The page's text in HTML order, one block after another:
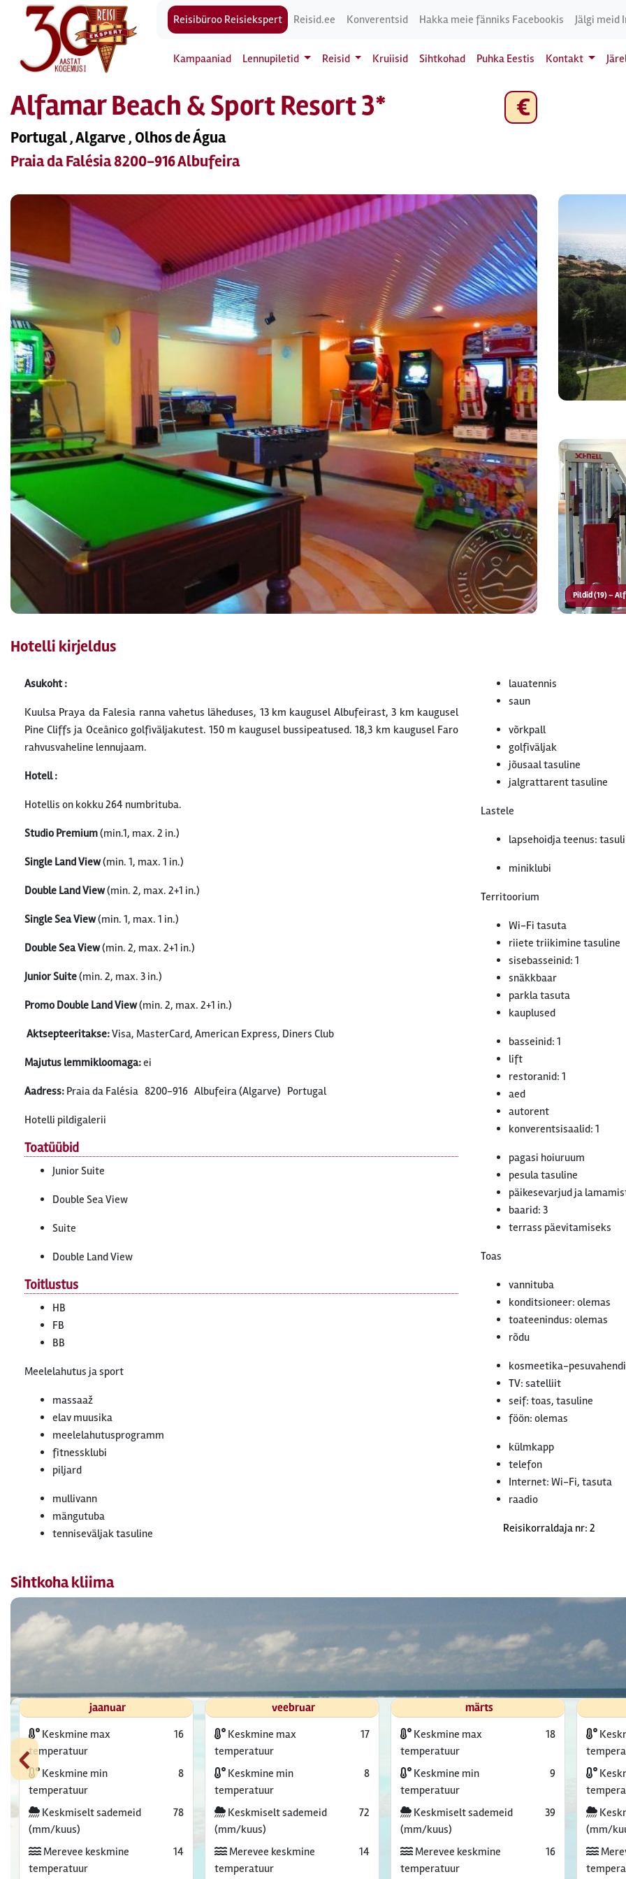
Reisibüroo Reisiekspert Reisid.ee Konverentsid Hakka meie fänniks Facebookis Jälgi meid
Kampaaniad Lennupiletid Reisid Kruiisid Sihtkohad Puhka Eestis Kontakt
Alfamar Beach & Sport Resort 3*
Portugal , Algarve , Olhos de Água
Praia da Falésia 8200-916 Albufeira
€
Pildid (19) –
Hotelli kirjeldus
Asukoht :
Kuulsa Praya da Falesia ranna vahetus läheduses, 13 km kaugusel Albufeirast, 3 km kaugusel
Pine Cliffs ja Oceânico golfiväljakutest. 150 m kaugusel bussipeatused. 18,3 km kaugusel Faro
rahvusvaheline lennujaam.
Hotell :
Hotellis on kokku 264 numbrituba.
Studio Premium(min.1, max. 2 in.)
Single Land View(min. 1, max. 1 in.)
Double Land View(min. 2, max. 2+1 in.)
Single Sea View(min. 1, max. 1 in.)
Double Sea View(min. 2, max. 2+1 in.)
Junior Suite(min. 2, max. 3 in.)
Promo Double Land View(min. 2, max. 2+1 in.)
Aktsepteeritakse:Visa, MasterCard, American Express, Diners Club
Majutus lemmikloomaga:ei
Aadress: Praia da Falésia 8200-916 Albufeira (Algarve) Portugal
Hotelli pildigalerii
Toatüübid
Junior Suite
Double Sea View
Suite
Double Land View
Toitlustus
HB
FB
BB
Meelelahutus ja sport
massaaž
elav muusika
meelelahutusprogramm
fitnessklubi
piljard
mullivann
mängutuba
tenniseväljak tasuline
lauatennis
saun
võrkpall
golfiväljak
jõusaal tasuline
jalgrattarent tasuline
Lastele
lapsehoidja teenus:
miniklubi
Territoorium
Wi-Fi tasuta
riiete triikimine tasuline
sisebasseinid: 1
snäkkbaar
parkla tasuta
kauplused
basseinid: 1
lift
restoranid: 1
aed
autorent
konverentsisaalid: 1
pagasi hoiuruum
pesula tasuline
päikesevarjud ja
baarid: 3
terrass päevitamiseks
Toas
vannituba
konditsioneer: olemas
toateenindus: olemas
rõdu
kosmeetika-
TV: satelliit
seif: toas, tasuline
föön: olemas
külmkapp
telefon
Internet: Wi-Fi, tasuta
raadio
Reisikorraldaja nr: 2
Sihtkoha kliima
‹
jaanuar
Keskmine max
temperatuur
16
Keskmine min
temperatuur
8
Keskmiselt sademeid
(mm/kuus)
78
Merevee keskmine
temperatuur
14
veebruar
Keskmine max
temperatuur
17
Keskmine min
temperatuur
8
Keskmiselt sademeid
(mm/kuus)
72
Merevee keskmine
temperatuur
14
märts
Keskmine max
temperatuur
18
Keskmine min
temperatuur
9
Keskmiselt sademeid
(mm/kuus)
39
Merevee keskmine
temperatuur
16
(mm/